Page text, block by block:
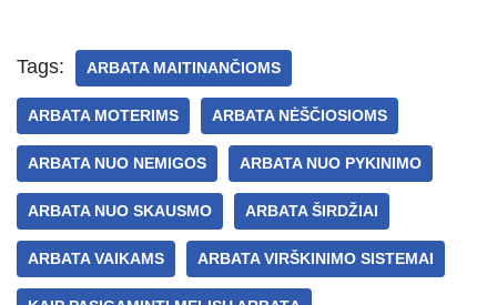
s
A
p
p
gr
a
m
e
n
g
er
e
b
o
o
k
e
Tags: ARBATA MAITINANČIOMS
ARBATA MOTERIMS ARBATA NĖŠČIOSIOMS
ARBATA NUO NEMIGOS ARBATA NUO PYKINIMO
ARBATA NUO SKAUSMO ARBATA ŠIRDŽIAI
ARBATA VAIKAMS ARBATA VIRŠKINIMO SISTEMAI